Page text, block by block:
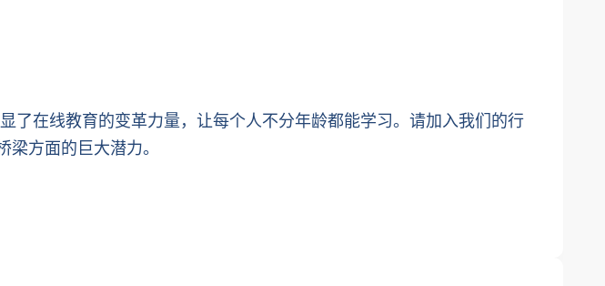
了在线教育的变革力量，让每个人不分年龄都能学习。请加入我们的行
方面的巨大潜力。